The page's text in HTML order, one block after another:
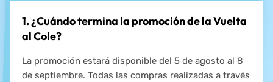
1. ¿Cuándo termina la promoción de la Vuelta
al Cole?
La promoción estará disponible del 5 de agosto al 8
de septiembre. Todas las compras realizadas a través